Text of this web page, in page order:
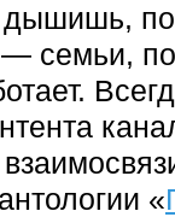
— семьи,
«